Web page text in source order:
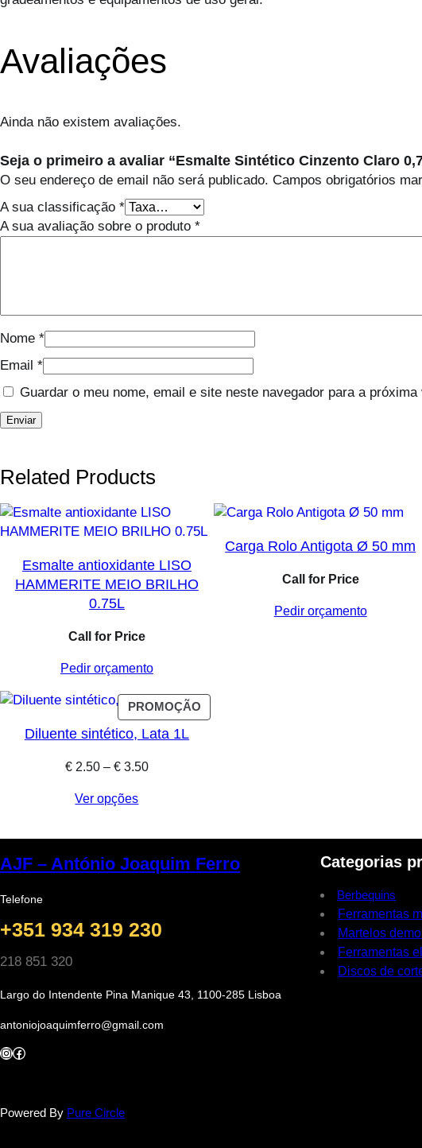
i
c
i
n
l
L
Avaliações
Ainda não existem avaliações.
Seja o primeiro a avaliar “Esmalte Sintético Cinzento Claro
O seu endereço de email não será publicado. Campos obrigatórios
A sua classificação *
A sua avaliação sobre o produto *
Nome *
Email *
Guardar o meu nome, email e site neste navegador para a
Related Products
Esmalte antioxidante LISO
HAMMERITE MEIO BRILHO
0.75L
Call for Price
Pedir orçamento
Carga Rolo Antigota Ø 50 mm
Call for Price
Pedir orçamento
PROMOÇÃOPRODUTO
Diluente sintético, Lata 1L
€2.50 – €3.50Price
€ 3.50
Ver opções
AJF – António Joaquim Ferro
Telefone
+351 934 319 230
218 851 320
Largo do Intendente Pina Manique 43, 1100-285 Lisboa
antoniojoaquimferro@gmail.com
InstagramFacebook
Categorias
Berbequins
Ferramentas
Martelos
Ferramentas
Discos de
Powered By Pure Circle